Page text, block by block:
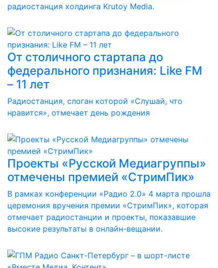
радиостанция холдинга Krutoy Media.
От столичного стартапа до
федерального признания: Like FM
– 11 лет
Радиостанция, слоган которой «Слушай, что
нравится», отмечает день рождения
Проекты «Русской Медиагруппы»
отмечены премией «СтримПик»
В рамках конференции «Радио 2.0» 4 марта прошла
церемония вручения премии «СтримПик», которая
отмечает радиостанции и проекты, показавшие
высокие результаты в онлайн-вещании.